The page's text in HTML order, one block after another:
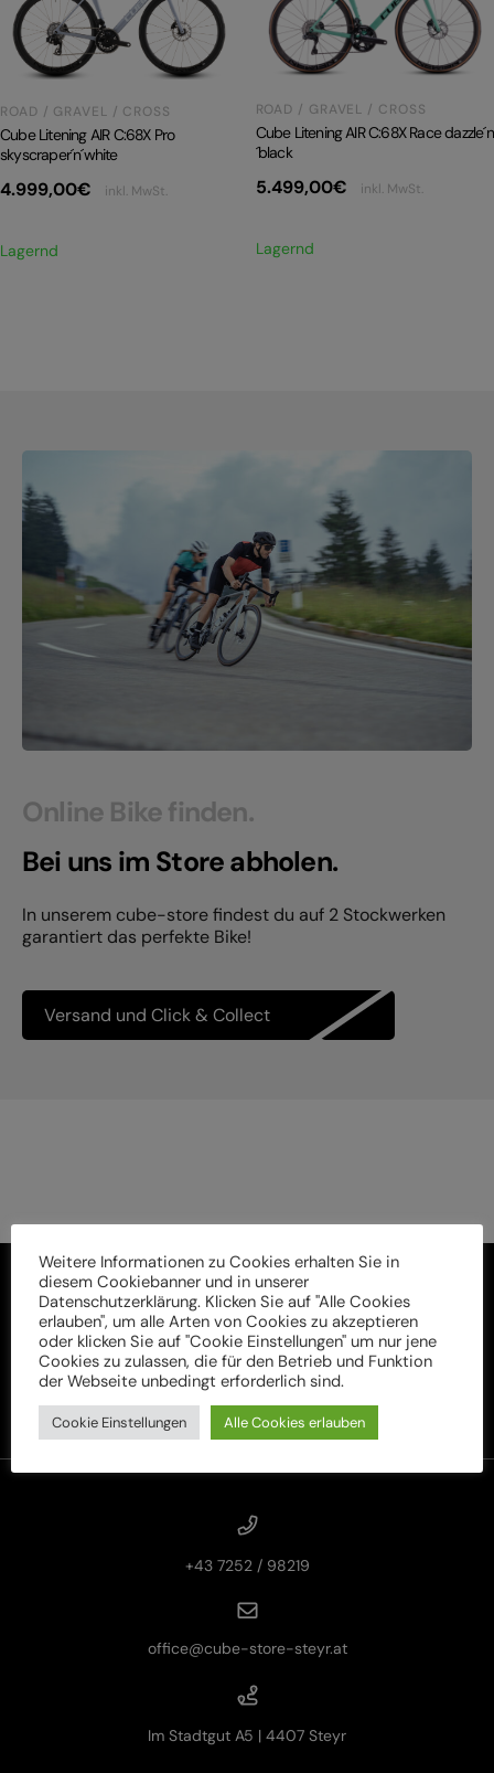
Alle entdecken
E-BIKE TOUR
Alle entdecken
PRODUKTRÜCKRUFE
ROAD / GRAVEL / CROSS
Cube Litening AIR C:68X Pro
skyscraper´n´white
4.999,00€ inkl. MwSt.
Lagernd
ROAD / GRAVEL / CROSS
Cube Litening AIR C:68X Race dazzle´n
´black
5.499,00€ inkl. MwSt.
Lagernd
Online Bike finden.
Bei uns im Store abholen.
In unserem cube-store findest du auf 2 Stockwerken
garantiert das perfekte Bike!
Versand und Click & Collect
+43 7252 / 98219
office@cube-store-steyr.at
Im Stadtgut A5 | 4407 Steyr
Weitere Informationen zu Cookies erhalten Sie in
diesem Cookiebanner und in unserer
Datenschutzerklärung. Klicken Sie auf "Alle Cookies
erlauben", um alle Arten von Cookies zu akzeptieren
oder klicken Sie auf "Cookie Einstellungen" um nur jene
Cookies zu zulassen, die für den Betrieb und Funktion
der Webseite unbedingt erforderlich sind.
Cookie Einstellungen Alle Cookies erlauben